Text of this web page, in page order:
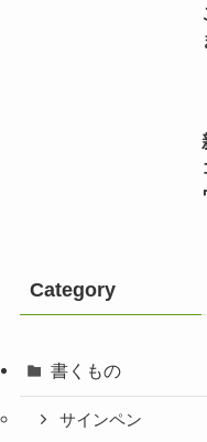
Category
書くもの
サインペン